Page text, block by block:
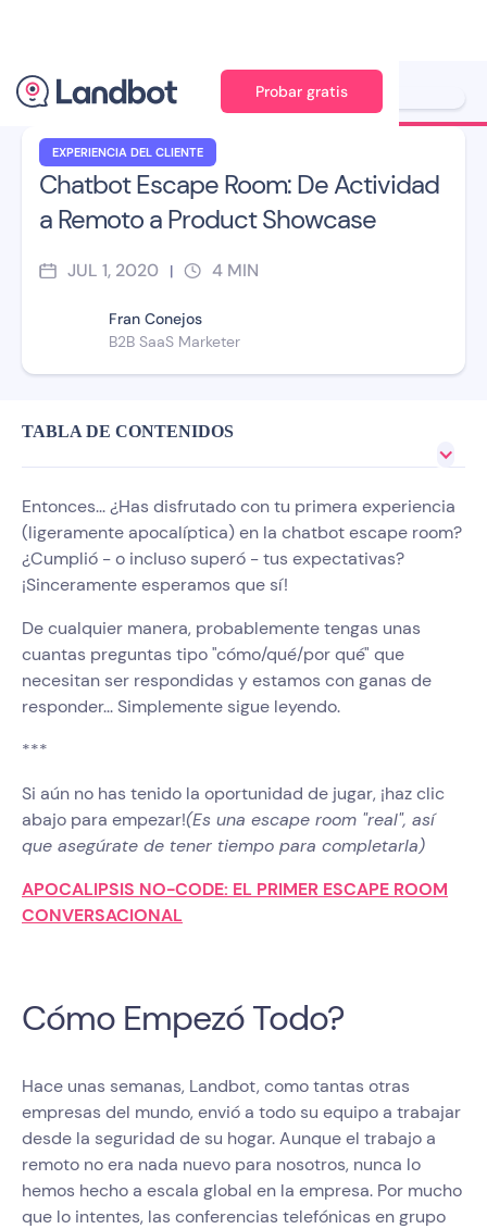
Probar gratis
EXPERIENCIA DEL CLIENTE
Chatbot Escape Room: De Actividad
a Remoto a Product Showcase
JUL 1, 2020 | 4 MIN
Fran Conejos
B2B SaaS Marketer
Ilustración: Jana Pérez
TABLA DE CONTENIDOS
Entonces... ¿Has disfrutado con tu primera experiencia
(ligeramente apocalíptica) en la chatbot escape room?
¿Cumplió - o incluso superó - tus expectativas?
¡Sinceramente esperamos que sí!
De cualquier manera, probablemente tengas unas
cuantas preguntas tipo "cómo/qué/por qué" que
necesitan ser respondidas y estamos con ganas de
responder... Simplemente sigue leyendo.
***
Si aún no has tenido la oportunidad de jugar, ¡haz clic
abajo para empezar!(Es una escape room "real", así
que asegúrate de tener tiempo para completarla)
APOCALIPSIS NO-CODE: EL PRIMER ESCAPE ROOM
CONVERSACIONAL
Cómo Empezó Todo?
Hace unas semanas, Landbot, como tantas otras
empresas del mundo, envió a todo su equipo a trabajar
desde la seguridad de su hogar. Aunque el trabajo a
remoto no era nada nuevo para nosotros, nunca lo
hemos hecho a escala global en la empresa. Por mucho
que lo intentes, las conferencias telefónicas en grupo